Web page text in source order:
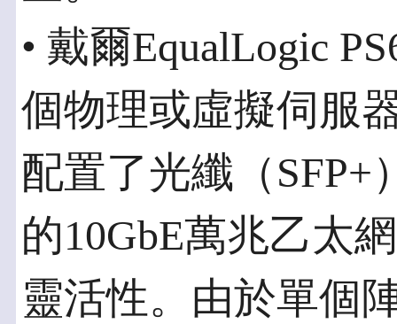
• 戴爾EqualLogic
個物理或虛擬伺服
配置了光纖（SFP+
的10GbE萬兆乙太
靈活性。由於單個